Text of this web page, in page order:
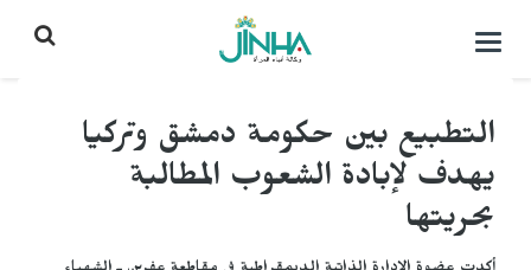
التحكم
التطبيع بين حكومة دمشق وتركيا
يهدف لإبادة الشعوب المطالبة
بحريتها